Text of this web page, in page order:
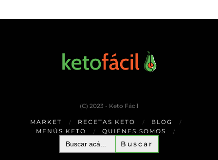
(C) 2023 - Keto Fácil
MARKET RECETAS KETO
BLOG
MENÚS KETO
QUIÉNES SOMOS
Buscar: